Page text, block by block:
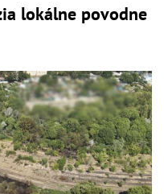
lokálne povodne